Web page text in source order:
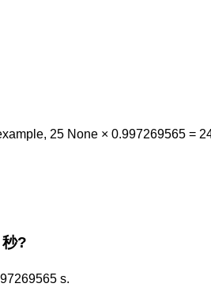
25 None × 0.997269565 =
?
s.